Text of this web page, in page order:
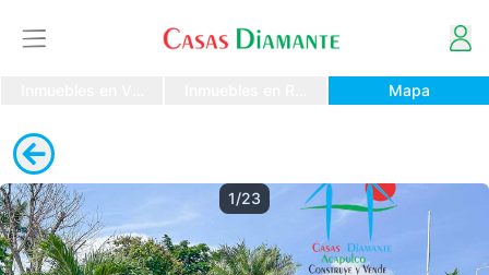
Mapa
1/23